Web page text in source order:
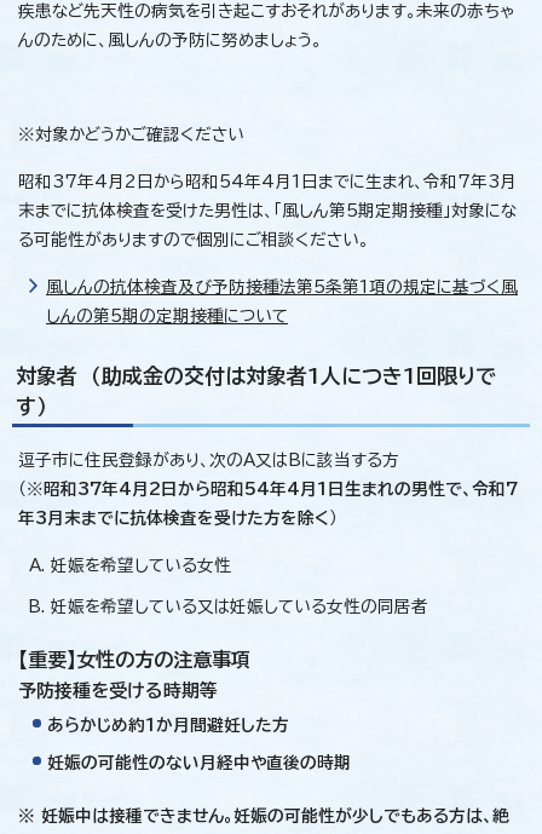
疾患など先天性の病気を引き起こすおそれがあります。未来の赤ちゃ
んのために、風しんの予防に努めましょう。
※対象かどうかご確認ください
昭和37年4月2日から昭和54年4月1日までに生まれ、令和7年3月
末までに抗体検査を受けた男性は、「風しん第5期定期接種」対象にな
る可能性がありますので個別にご相談ください。
風しんの抗体検査及び予防接種法第5条第1項の規定に基づく風
しんの第5期の定期接種について
対象者 （助成金の交付は対象者1人につき1回限りで
す）
逗子市に住民登録があり、次のA又はBに該当する方
（※ 昭和37年4月2日から昭和54年4月1日生まれの男性で、令和7
年3月末までに抗体検査を受けた方を除く ）
妊娠を希望している女性
妊娠を希望している又は妊娠している女性の同居者
【重要】女性の方の注意事項
予防接種を受ける時期等
あらかじめ約1か月間避妊した方
妊娠の可能性のない月経中や直後の時期
※ 妊娠中は接種できません。妊娠の可能性が少しでもある方は、絶